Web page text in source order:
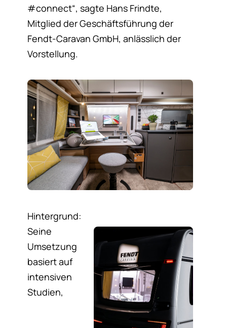
#connect“, sagte Hans Frindte,
Mitglied der Geschäftsführung der
Fendt-Caravan GmbH, anlässlich der
Vorstellung.
Hintergrund:
Seine
Umsetzung
basiert auf
intensiven
Studien,